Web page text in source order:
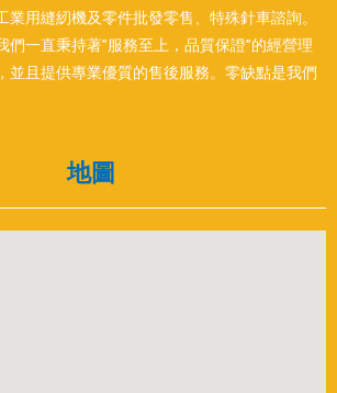
業用縫紉機及零件批發零售、特殊針車諮詢。
們一直秉持著”服務至上，品質保證”的經營理
並且提供專業優質的售後服務。零缺點是我們
地圖